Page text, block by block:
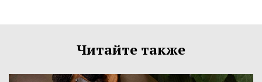
Читайте также